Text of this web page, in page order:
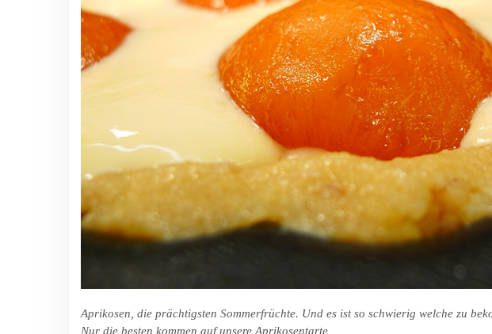
Aprikosen, die prächtigsten Sommerfrüchte. Und es ist so schwierig welche zu
Nur die besten kommen auf unsere Aprikosentarte